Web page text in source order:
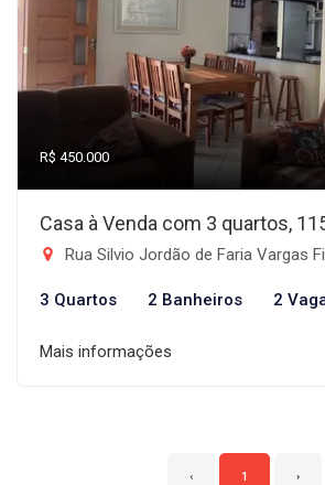
R$ 450.000
Casa à Venda com 3 quartos,
Rua Silvio Jordão de Faria Vargas Filho - Chácara
3 Quartos 2 Banheiros 2
Mais informações
‹ 1 ›